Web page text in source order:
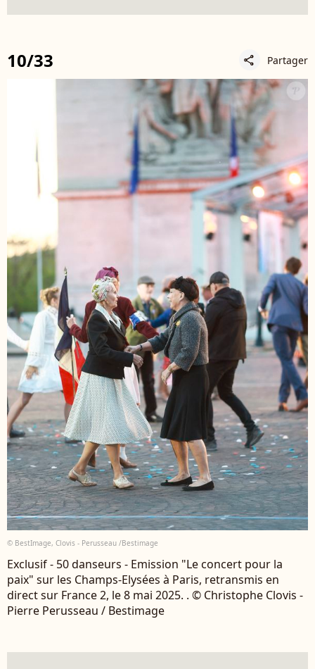
10/33 share Partager
© BestImage, Clovis - Perusseau /Bestimage
Exclusif - 50 danseurs - Emission "Le concert pour la
paix" sur les Champs-Elysées à Paris, retransmis en
direct sur France 2, le 8 mai 2025. . © Christophe Clovis -
Pierre Perusseau / Bestimage